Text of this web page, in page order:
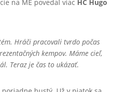
na ME povedal viac HC Hugo
Hráči pracovali tvrdo počas
kempov. Máme cieľ,
Teraz je čas to ukázať.